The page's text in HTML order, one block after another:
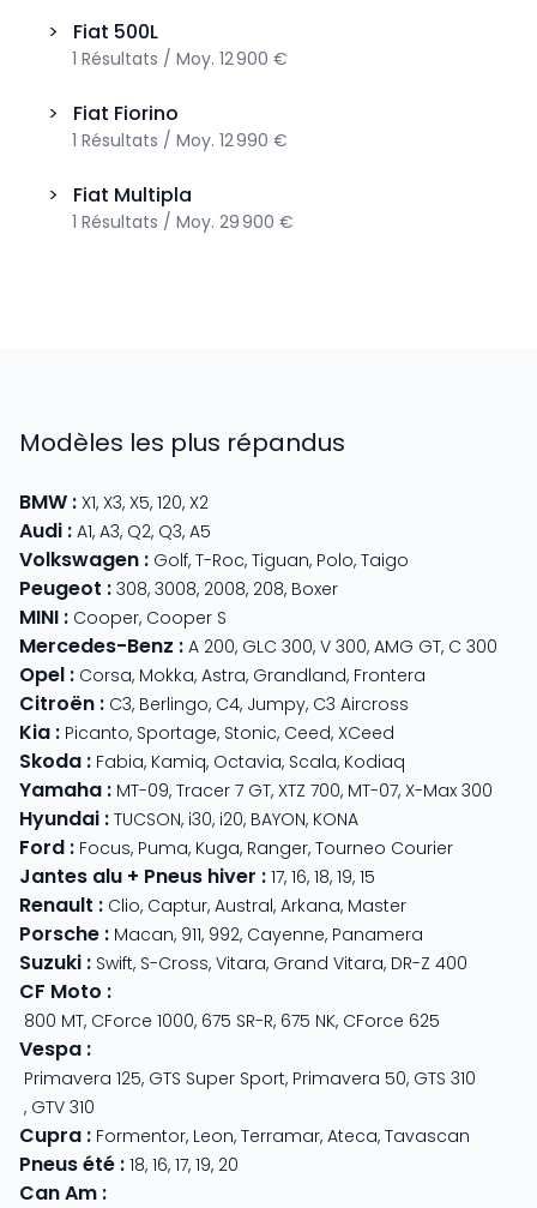
> Fiat 500L
1 Résultats / Moy. 12 900 €
> Fiat Fiorino
1 Résultats / Moy. 12 990 €
> Fiat Multipla
1 Résultats / Moy. 29 900 €
Modèles les plus répandus
BMW : X1, X3, X5, 120, X2
Audi : A1, A3, Q2, Q3, A5
Volkswagen : Golf, T-Roc, Tiguan, Polo, Taigo
Peugeot : 308, 3008, 2008, 208, Boxer
MINI : Cooper, Cooper S
Mercedes-Benz : A 200, GLC 300, V 300, AMG GT, C 300
Opel : Corsa, Mokka, Astra, Grandland, Frontera
Citroën : C3, Berlingo, C4, Jumpy, C3 Aircross
Kia : Picanto, Sportage, Stonic, Ceed, XCeed
Skoda : Fabia, Kamiq, Octavia, Scala, Kodiaq
Yamaha : MT-09, Tracer 7 GT, XTZ 700, MT-07, X-Max 300
Hyundai : TUCSON, i30, i20, BAYON, KONA
Ford : Focus, Puma, Kuga, Ranger, Tourneo Courier
Jantes alu + Pneus hiver : 17, 16, 18, 19, 15
Renault : Clio, Captur, Austral, Arkana, Master
Porsche : Macan, 911, 992, Cayenne, Panamera
Suzuki : Swift, S-Cross, Vitara, Grand Vitara, DR-Z 400
CF Moto :
800 MT, CForce 1000, 675 SR-R, 675 NK, CForce 625
Vespa :
Primavera 125, GTS Super Sport, Primavera 50, GTS 310
, GTV 310
Cupra : Formentor, Leon, Terramar, Ateca, Tavascan
Pneus été : 18, 16, 17, 19, 20
Can Am :